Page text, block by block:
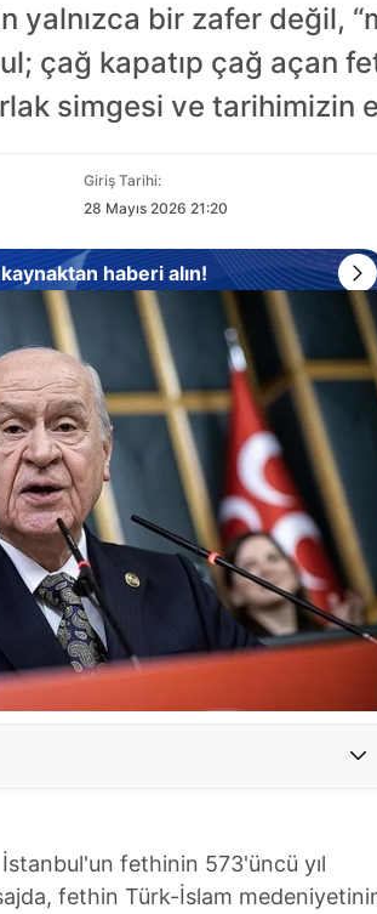
yalnızca bir zafer değil,
çağ kapatıp çağ açan
simgesi ve tarihimizin
Giriş Tarihi:
28 Mayıs 2026 21:20
haberi alın!
fethinin 573'üncü yıl
fethin Türk-İslam